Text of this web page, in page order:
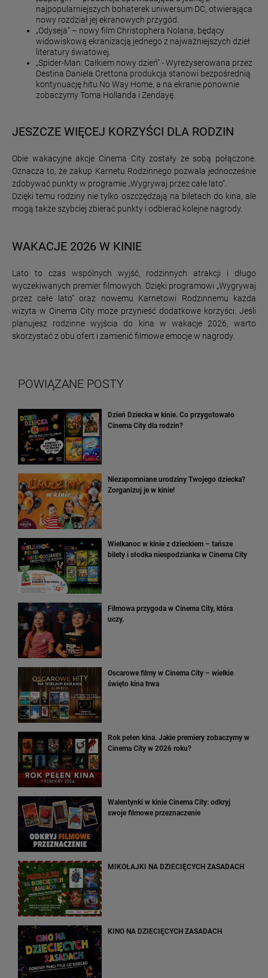
najpopularniejszych bohaterek uniwersum DC, otwierająca
nowy rozdział jej ekranowych przygód.
„Odyseja” – nowy film Christophera Nolana, będący
widowiskową ekranizacją jednego z najważniejszych dzieł
literatury światowej.
„Spider-Man: Całkiem nowy dzień” - Wyreżyserowana przez
Destina Daniela Crettona produkcja stanowi bezpośrednią
kontynuację hitu No Way Home, a na ekranie ponownie
zobaczymy Toma Hollanda i Zendayę.
JESZCZE WIĘCEJ KORZYŚCI DLA RODZIN
Obie wakacyjne akcje Cinema City zostały ze sobą połączone.
Oznacza to, że zakup Karnetu Rodzinnego pozwala jednocześnie
zdobywać punkty w programie „Wygrywaj przez całe lato”.
Dzięki temu rodziny nie tylko oszczędzają na biletach do kina, ale
mogą także szybciej zbierać punkty i odbierać kolejne nagrody.
WAKACJE 2026 W KINIE
Lato to czas wspólnych wyjść, rodzinnych atrakcji i długo
wyczekiwanych premier filmowych. Dzięki programowi „Wygrywaj
przez całe lato” oraz nowemu Karnetowi Rodzinnemu każda
wizyta w Cinema City może przynieść dodatkowe korzyści. Jeśli
planujesz rodzinne wyjścia do kina w wakacje 2026, warto
skorzystać z obu ofert i zamienić filmowe emocje w nagrody.
POWIĄZANE POSTY
Dzień Dziecka w kinie. Co przygotowało
Cinema City dla rodzin?
Niezapomniane urodziny Twojego dziecka?
Zorganizuj je w kinie!
Wielkanoc w kinie z dzieckiem – tańsze
bilety i słodka niespodzianka w Cinema City
Filmowa przygoda w Cinema City, która
uczy.
Oscarowe filmy w Cinema City – wielkie
święto kina trwa
Rok pełen kina. Jakie premiery zobaczymy w
Cinema City w 2026 roku?
Walentynki w kinie Cinema City: odkryj
swoje filmowe przeznaczenie
MIKOŁAJKI NA DZIECIĘCYCH ZASADACH
KINO NA DZIECIĘCYCH ZASADACH